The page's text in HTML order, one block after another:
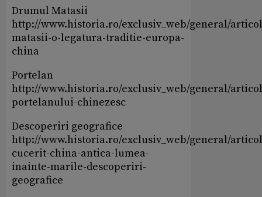
Drumul Matasii
http://www.historia.ro/exclusiv_web/general/
matasii-o-legatura-traditie-europa-
china
Portelan
http://www.historia.ro/exclusiv_web/general/
portelanului-chinezesc
Descoperiri geografice
http://www.historia.ro/exclusiv_web/general/
cucerit-china-antica-lumea-
inainte-marile-descoperiri-
geografice